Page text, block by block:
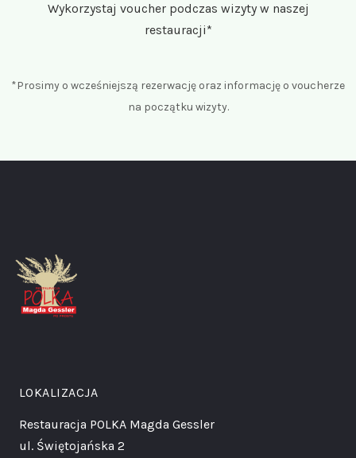
Wykorzystaj voucher podczas wizyty w naszej
restauracji*
*Prosimy o wcześniejszą rezerwację oraz informację o voucherze
na początku wizyty.
LOKALIZACJA
Restauracja POLKA Magda Gessler
ul. Świętojańska 2